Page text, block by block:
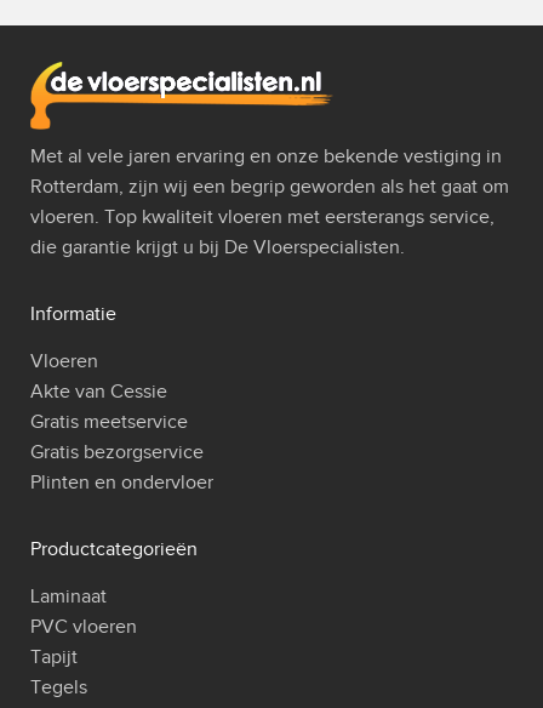
Met al vele jaren ervaring en onze bekende vestiging in
Rotterdam, zijn wij een begrip geworden als het gaat om
vloeren. Top kwaliteit vloeren met eersterangs service,
die garantie krijgt u bij De Vloerspecialisten.
Informatie
Vloeren
Akte van Cessie
Gratis meetservice
Gratis bezorgservice
Plinten en ondervloer
Productcategorieën
Laminaat
PVC vloeren
Tapijt
Tegels